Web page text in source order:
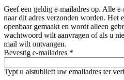
Geef een geldig e-mailadres op. Alle
naar dit adres verzonden worden. Het
openbaar gemaakt en wordt alleen
wachtwoord wilt aanvragen of als u
mail wilt ontvangen.
Bevestig e-mailadres *
Typt u alstublieft uw emailadres ter